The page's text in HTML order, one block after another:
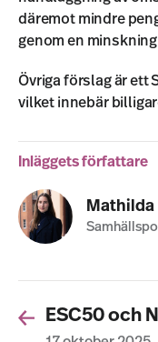
däremot mindre
genom en
Övriga förslag är ett
vilket innebär
Inläggets författare
Mathilda
ESC50 och